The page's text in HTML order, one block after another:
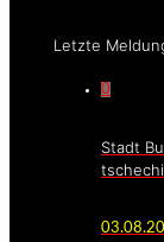
Letzte
0
Stadt